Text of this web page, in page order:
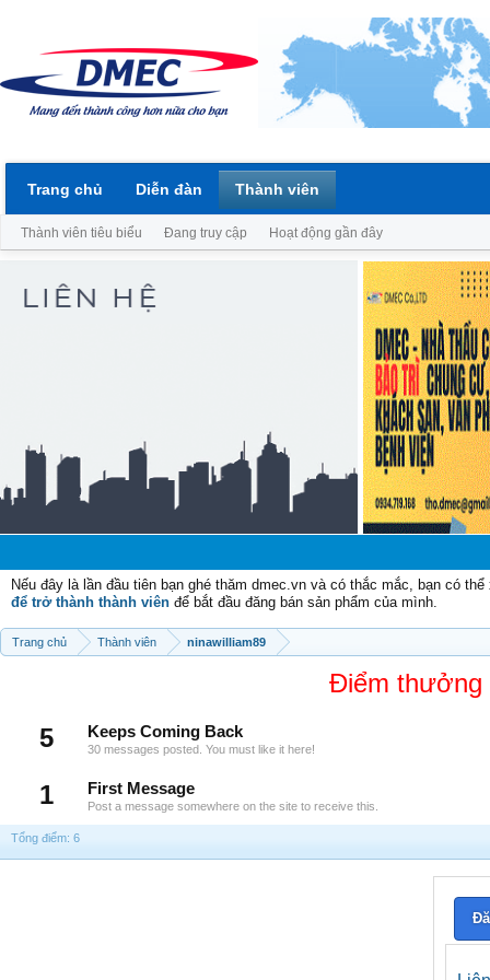
Nếu đây là lần đầu tiên bạn ghé thăm dmec.vn và có thắc mắc, bạn có
để trở thành thành viên để bắt đầu đăng bán sản phẩm của mình.
Trang chủ Thành viên ninawilliam89
Điểm thưởng
5
Keeps Coming Back
30 messages posted. You must like it here!
1 First Message
Post a message somewhere on the site to receive this.
Tổng điểm: 6
Trang chủ Diễn đàn Thành viên
Thành viên tiêu biểu Đang truy cập Hoạt động gần đây